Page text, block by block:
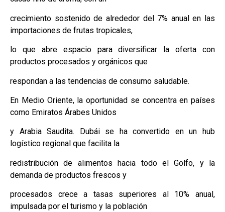
crecimiento sostenido de alrededor del 7% anual en las
importaciones de frutas tropicales,
lo que abre espacio para diversificar la oferta con
productos procesados y orgánicos que
respondan a las tendencias de consumo saludable.
En Medio Oriente, la oportunidad se concentra en países
como Emiratos Árabes Unidos
y Arabia Saudita. Dubái se ha convertido en un hub
logístico regional que facilita la
redistribución de alimentos hacia todo el Golfo, y la
demanda de productos frescos y
procesados crece a tasas superiores al 10% anual,
impulsada por el turismo y la población